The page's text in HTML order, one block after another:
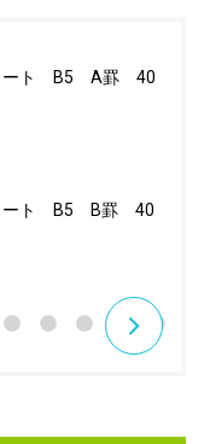
ート B5 A罫 40
ート B5 B罫 40